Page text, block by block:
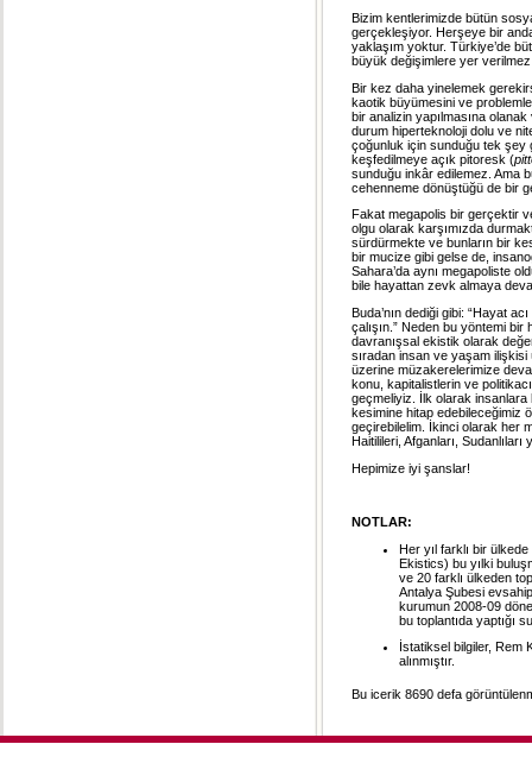
Bizim kentlerimizde bütün
gerçekleşiyor. Herşeye bir
yaklaşım yoktur. Türkiye’de
büyük değişimlere yer
Bir kez daha yinelemek
kaotik büyümesini ve
bir analizin yapılmasına
durum hiperteknoloji dolu ve
çoğunluk için sunduğu tek şey
keşfedilmeye açık pitoresk (
sunduğu inkâr edilemez. Ama
cehenneme dönüştüğü de bir
Fakat megapolis bir gerçektir
olgu olarak karşımızda
sürdürmekte ve bunların bir
bir mucize gibi gelse de,
Sahara’da aynı megapoliste
bile hayattan zevk almaya
Buda’nın dediği gibi: “Hayat
çalışın.” Neden bu yöntemi
davranışsal ekistik olarak
sıradan insan ve yaşam
üzerine müzakerelerimize
konu, kapitalistlerin ve
geçmeliyiz. İlk olarak insanlara
kesimine hitap edebileceğimiz
geçirebilelim. İkinci olarak her
Haitilileri, Afganları,
Hepimize iyi şanslar!
NOTLAR:
Her yıl farklı bir
Ekistics) bu yılki
ve 20 farklı ülkeden
Antalya Şubesi
kurumun 2008-09
bu toplantıda yaptığı
İstatiksel bilgiler, Rem
alınmıştır.
Bu icerik 8690 defa